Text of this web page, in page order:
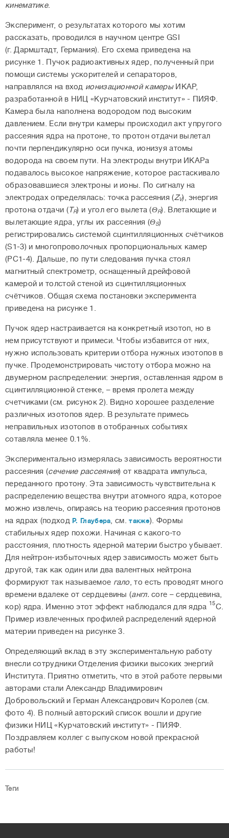
кинематике.
Эксперимент, о результатах которого мы хотим
рассказать, проводился в научном центре GSI
(г. Дармштадт, Германия). Его схема приведена на
рисунке 1. Пучок радиоактивных ядер, полученный при
помощи системы ускорителей и сепараторов,
направлялся на вход ионизационной камерыИКАР,
разработанной в НИЦ «Курчатовский институт» - ПИЯФ.
Камера была наполнена водородом под высоким
давлением. Если внутри камеры происходил акт упругого
рассеяния ядра на протоне, то протон отдачи вылетал
почти перпендикулярно оси пучка, ионизуя атомы
водорода на своем пути. На электроды внутри ИКАРа
подавалось высокое напряжение, которое растаскивало
образовавшиеся электроны и ионы. По сигналу на
электродах определялась: точка рассеяния (ZV), энергия
протона отдачи (TR) и угол его вылета (ΘR). Влетающие и
вылетающие ядра, углы их рассеяния (ΘS)
регистрировались системой сцинтилляционных счётчиков
(S1-3) и многопроволочных пропорциональных камер
(PC1-4). Дальше, по пути следования пучка стоял
магнитный спектрометр, оснащенный дрейфовой
камерой и толстой стеной из сцинтилляционных
счётчиков. Общая схема постановки эксперимента
приведена на рисунке 1.
Пучок ядер настраивается на конкретный изотоп, но в
нем присутствуют и примеси. Чтобы избавится от них,
нужно использовать критерии отбора нужных изотопов в
пучке. Продемонстрировать чистоту отбора можно на
двумерном распределении: энергия, оставленная ядром в
сцинтилляционной стенке, – время пролета между
счетчиками (см. рисунок 2). Видно хорошее разделение
различных изотопов ядер. В результате примесь
неправильных изотопов в отобранных событиях
сотавляла менее 0.1%.
Экспериментально измерялась зависимость вероятности
рассеяния (сечение рассеяния) от квадрата импульса,
переданного протону. Эта зависимость чувствительна к
распределению вещества внутри атомного ядра, которое
можно извлечь, опираясь на теорию рассеяния протонов
на ядрах (подход Р. Глаубера, см.также). Формы
стабильных ядер похожи. Начиная с какого-то
расстояния, плотность ядерной материи быстро убывает.
Для нейтрон-избыточных ядер зависимость может быть
другой, так как один или два валентных нейтрона
формируют так называемое гало, то есть проводят много
времени вдалеке от сердцевины (англ.core – сердцевина,
кор) ядра. Именно этот эффект наблюдался для ядра 15C.
Пример извлеченных профилей распределений ядерной
материи приведен на рисунке 3.
Определяющий вклад в эту экспериментальную работу
внесли сотрудники Отделения физики высоких энергий
Института. Приятно отметить, что в этой работе первыми
авторами стали Александр Владимирович
Добровольский и Герман Александрович Королев (см.
фото 4). В полный авторский список вошли и другие
физики НИЦ «Курчатовский институт» - ПИЯФ.
Поздравляем коллег с выпуском новой прекрасной
работы!
Теги